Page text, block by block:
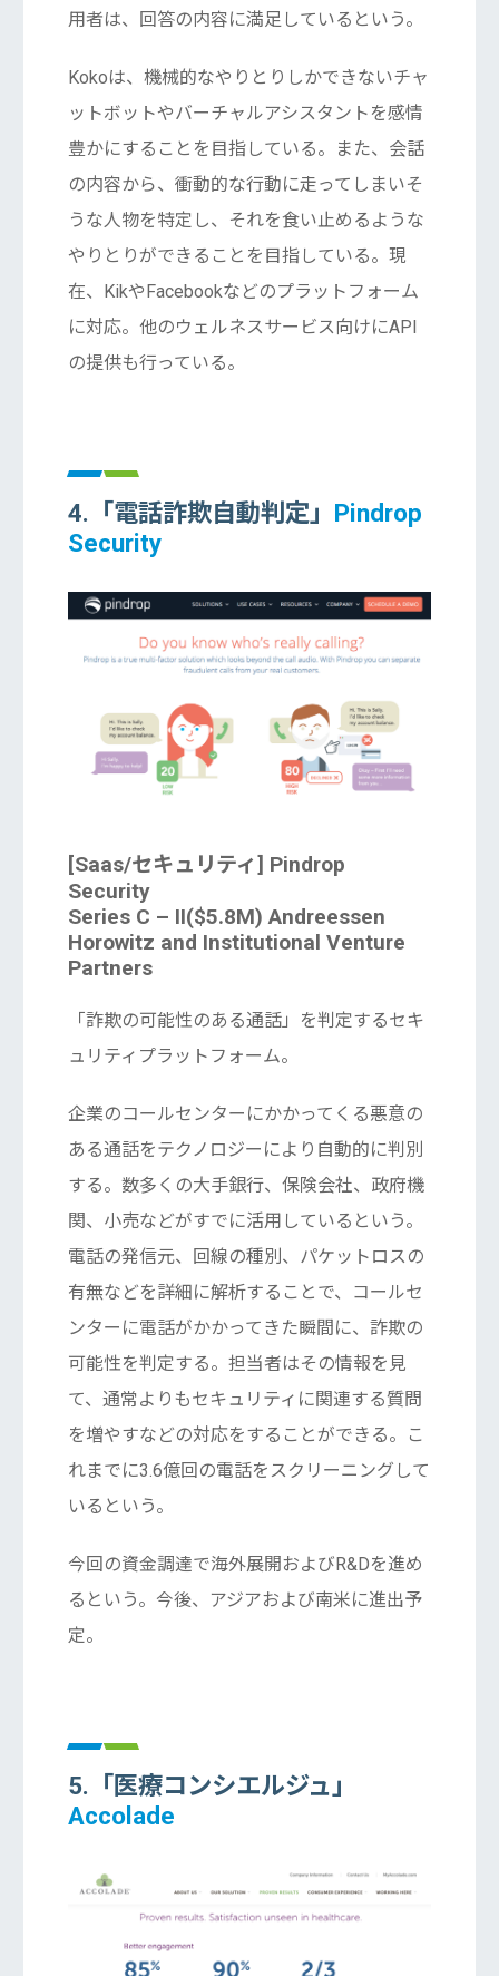
用者は、回答の内容に満足しているという。
Kokoは、機械的なやりとりしかできないチャ
ットボットやバーチャルアシスタントを感情
豊かにすることを目指している。また、会話
の内容から、衝動的な行動に走ってしまいそ
うな人物を特定し、それを食い止めるような
やりとりができることを目指している。現
在、KikやFacebookなどのプラットフォーム
に対応。他のウェルネスサービス向けにAPI
の提供も行っている。
4.「電話詐欺自動判定」 Pindrop
Security
[Saas/セキュリティ] Pindrop
Security
Series C – II($5.8M) Andreessen
Horowitz and Institutional Venture
Partners
「詐欺の可能性のある通話」を判定するセキ
ュリティプラットフォーム。
企業のコールセンターにかかってくる悪意の
ある通話をテクノロジーにより自動的に判別
する。数多くの大手銀行、保険会社、政府機
関、小売などがすでに活用しているという。
電話の発信元、回線の種別、パケットロスの
有無などを詳細に解析することで、コールセ
ンターに電話がかかってきた瞬間に、詐欺の
可能性を判定する。担当者はその情報を見
て、通常よりもセキュリティに関連する質問
を増やすなどの対応をすることができる。こ
れまでに3.6億回の電話をスクリーニングして
いるという。
今回の資金調達で海外展開およびR&Dを進め
るという。今後、アジアおよび南米に進出予
定。
5.「医療コンシエルジュ」
Accolade